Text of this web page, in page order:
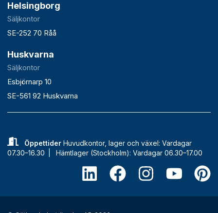
Helsingborg
Säljkontor
SE-252 70 Råå
Huskvarna
Säljkontor
Esbjörnarp 10
SE-561 92 Huskvarna
ÖppettiderHuvudkontor, lager och växel: Vardagar
07.30–16.30 | Hämtlager (Stockholm): Vardagar 06.30–17.00